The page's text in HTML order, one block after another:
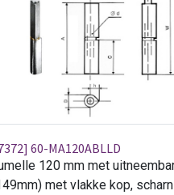
60-MA120ABLLD
120 mm met
met vlakke kop,